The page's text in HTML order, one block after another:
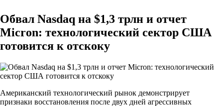
Обвал Nasdaq на $1,3 трлн и отчет
Micron: технологический сектор США
готовится к отскоку
Американский технологический рынок демонстрирует
признаки восстановления после двух дней агрессивных